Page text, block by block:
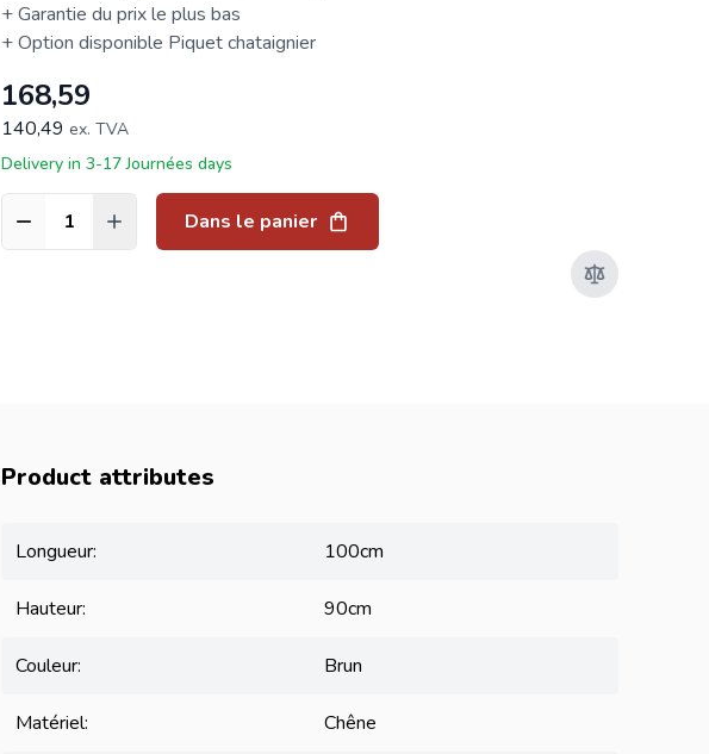
+ Garantie du prix le plus bas
+ Option disponible Piquet chataignier
168,59
140,49 ex. TVA
Delivery in 3-17 Journées days
Quantité Dans le panier
Product attributes
Longueur: 100cm
Hauteur: 90cm
Couleur: Brun
Matériel: Chêne